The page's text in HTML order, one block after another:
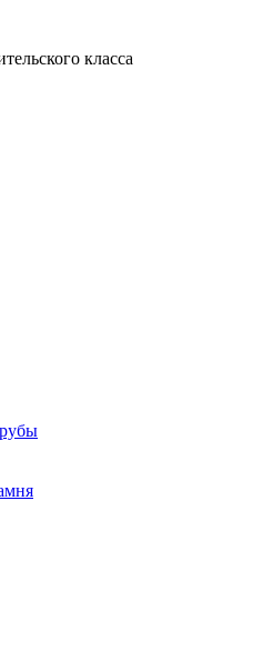
класса